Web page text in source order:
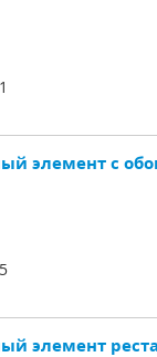
элемент с
элемент